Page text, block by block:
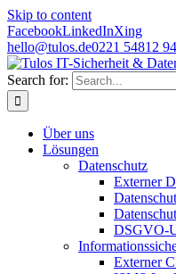
Skip to content
FacebookLinkedInXing
hello@tulos.de0221 54812
Search for:
Über uns
Lösungen
Datenschutz
Externer
DSGVO-
Externer